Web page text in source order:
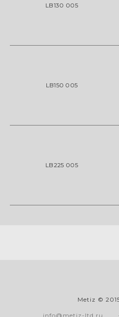
LB130 005
LB150 005
LB225 005
Metiz ©
info@metiz-ltd.ru